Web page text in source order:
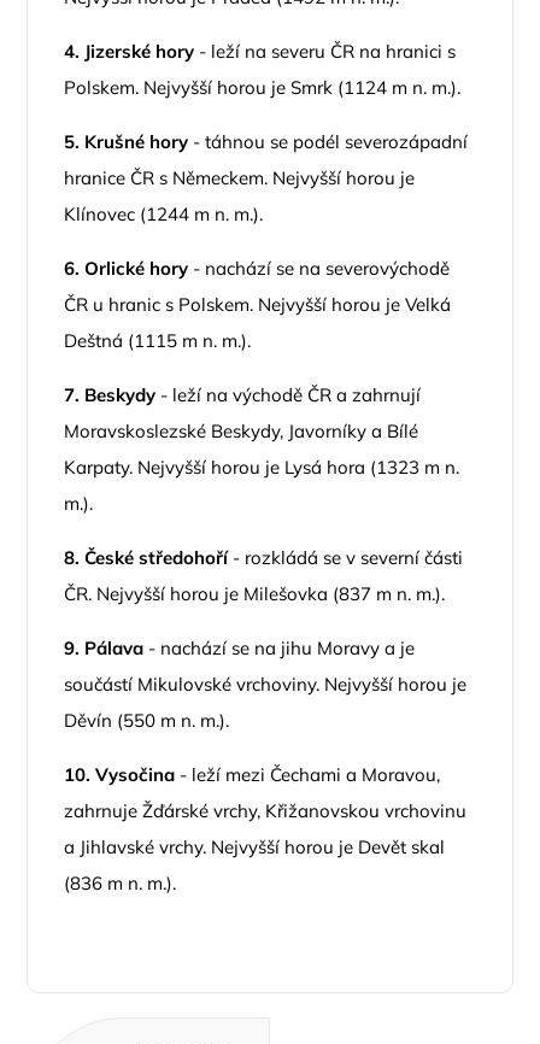
4. Jizerské hory - leží na severu ČR na hranici s
Polskem. Nejvyšší horou je Smrk (1124 m n. m.).
5. Krušné hory - táhnou se podél severozápadní
hranice ČR s Německem. Nejvyšší horou je
Klínovec (1244 m n. m.).
6.Orlické hory - nachází se na severovýchodě
ČR u hranic s Polskem. Nejvyšší horou je Velká
Deštná (1115 m n. m.).
7. Beskydy - leží na východě ČR a zahrnují
Moravskoslezské Beskydy, Javorníky a Bílé
Karpaty. Nejvyšší horou je Lysá hora (1323 m n.
m.).
8.České středohoří- rozkládá se v severní části
ČR. Nejvyšší horou je Milešovka (837 m n. m.).
9. Pálava - nachází se na jihu Moravy a je
součástí Mikulovské vrchoviny. Nejvyšší horou je
Děvín (550 m n. m.).
10.Vysočina - leží mezi Čechami a Moravou,
zahrnuje Žďárské vrchy, Křižanovskou vrchovinu
a Jihlavské vrchy. Nejvyšší horou je Devět skal
(836 m n. m.).